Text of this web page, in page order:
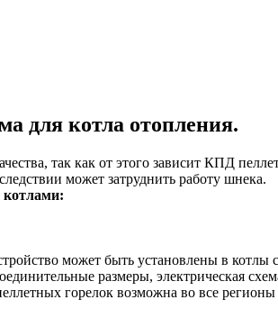
для котла отопления.
так как от этого зависит КПД
может затруднить работу шнека.
может быть установлены в котлы
размеры, электрическая
горелок возможна во все